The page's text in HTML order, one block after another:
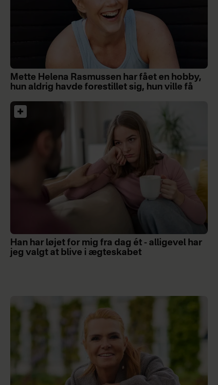
Mette Helena Rasmussen har fået en hobby,
hun aldrig havde forestillet sig, hun ville få
Han har løjet for mig fra dag ét - alligevel har
jeg valgt at blive i ægteskabet